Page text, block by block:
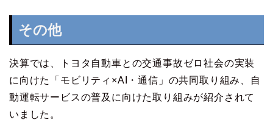
その他
決算では、トヨタ自動車との交通事故ゼロ社会の実装
に向けた「モビリティ×AI・通信」の共同取り組み、自
動運転サービスの普及に向けた取り組みが紹介されて
いました。